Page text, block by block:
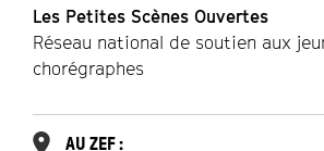
Les Petites Scènes Ouvertes
Réseau national de soutien aux
chorégraphes
AU ZEF :